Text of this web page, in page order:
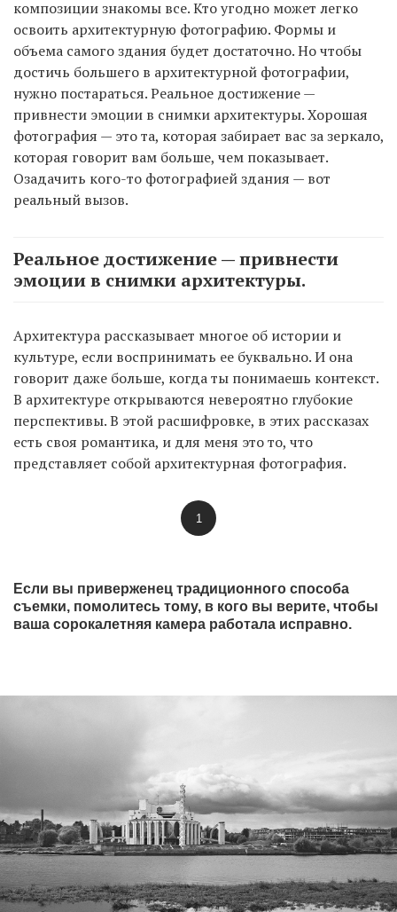
композиции знакомы все. Кто угодно может легко
освоить архитектурную фотографию. Формы и
объема самого здания будет достаточно. Но чтобы
достичь большего в архитектурной фотографии,
нужно постараться. Реальное достижение —
привнести эмоции в снимки архитектуры. Хорошая
фотография — это та, которая забирает вас за зеркало,
которая говорит вам больше, чем показывает.
Озадачить кого-то фотографией здания — вот
реальный вызов.
Реальное достижение — привнести
эмоции в снимки архитектуры.
Архитектура рассказывает многое об истории и
культуре, если воспринимать ее буквально. И она
говорит даже больше, когда ты понимаешь контекст.
В архитектуре открываются невероятно глубокие
перспективы. В этой расшифровке, в этих рассказах
есть своя романтика, и для меня это то, что
представляет собой архитектурная фотография.
1
Если вы приверженец традиционного способа
съемки, помолитесь тому, в кого вы верите, чтобы
ваша сорокалетняя камера работала исправно.